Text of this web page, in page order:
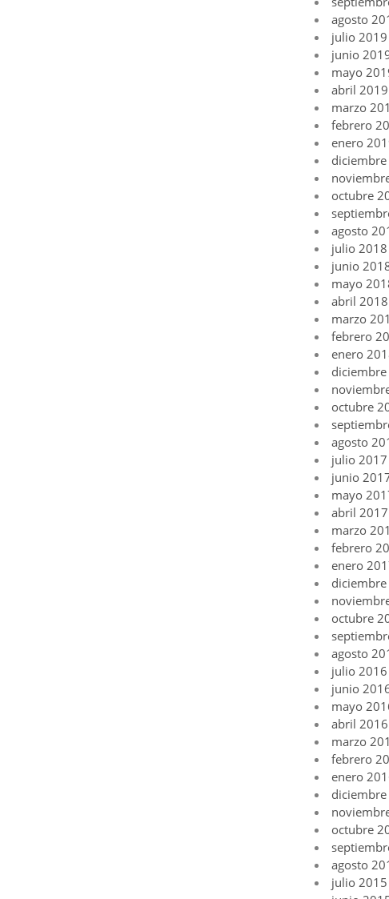
agosto
julio 2019
junio
mayo
abril 2019
marzo
febrero
enero
octubre
agosto
julio 2018
junio
mayo
abril 2018
marzo
febrero
enero
octubre
agosto
julio 2017
junio
mayo
abril 2017
marzo
febrero
enero
octubre
agosto
julio 2016
junio
mayo
abril 2016
marzo
febrero
enero
octubre
agosto
julio 2015